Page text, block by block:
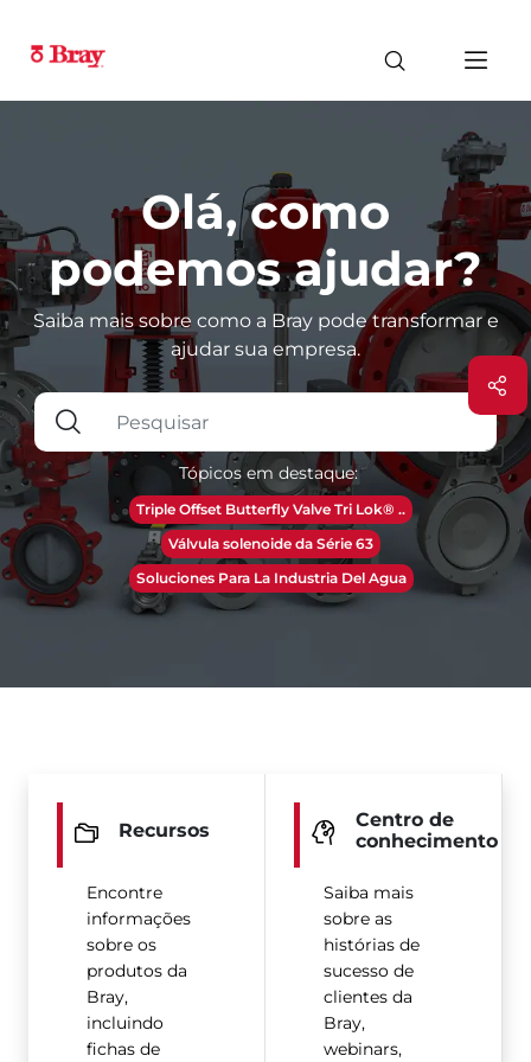
Olá, como
podemos ajudar?
Saiba mais sobre como a Bray pode transformar e
ajudar sua empresa.
Tópicos em destaque:
Triple Offset Butterfly Valve Tri Lok® ..
Válvula solenoide da Série 63
Soluciones Para La Industria Del Agua
Recursos
Encontre
informações
sobre os
produtos da
Bray,
incluindo
fichas de
Centro de
conhecimento
Saiba mais
sobre as
histórias de
sucesso de
clientes da
Bray,
webinars,